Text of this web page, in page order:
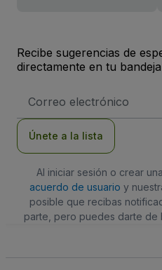
Recibe sugerencias de
directamente en tu
de
Únete a la lista
Al iniciar sesión o crear
acuerdo de usuario y
posible que recibas
parte, pero puedes darte de